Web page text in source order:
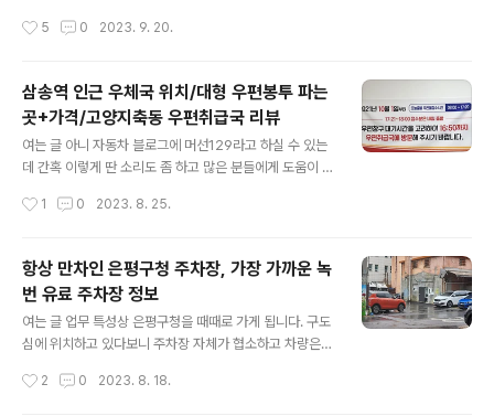
여름은 까만색 면티 몇 장, 흰색 면티 몇 장으로 여름을 난
피할 수 없기 때문에 시계마저 차고 다니기 싫을 때가 있었
습니다. 그래서 한 번 안끼기 시작하니 없는게 더 편하긴 하
던데 뭔가 허전합니다. 그저 무지 면티 한 장에 청바지 몇
장으로 경우의 수를 만들다보니 아무래도 너무 심심하기도
가 절실하긴 하더군요. . 평소 운전을 많이 하다보니 반지는
5 0 2023. 9. 20.
삼송역 인근 우체국 위치/대형 우편봉투 파는
곳+가격/고양지축동 우편취급국 리뷰
여는 글 아니 자동차 블로그에 머선129라고 하실 수 있는
데 간혹 이렇게 딴 소리도 좀 하고 많은 분들에게 도움이 될
와 관련 없는 이야기를 해보도록 하겠습니다. 회사가 고양
할 일이 좀 생겼습니다. 등기를 보내려고 방문을 했었는데
우체국에 전화로 문의를 하시는 분이 위치를 잘 찾지 못하
는 분들이 계시기도 했고 내비게이션(티맵)에 주변 도로 정
보가 잘못 표기된 것도 있어서 간단하게 정리를 해볼까 합
니다. 삼송역엔 없는 우체국 일단 제가 있는 삼송역 인근에
국'을 구분할 필요가 있는데 우체국에서는 우편발송 업무
1 0 2023. 8. 25.
항상 만차인 은평구청 주차장, 가장 가까운 녹
번 유료 주차장 정보
여는 글 업무 특성상 은평구청을 때때로 가게 됩니다. 구도
심에 위치하고 있다보니 주차장 자체가 협소하고 차량은
없을 정도로 항상 만차이다보니 저는 속으로 '공무원들은
2 0 2023. 8. 18.